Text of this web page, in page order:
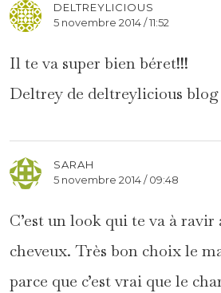
DELTREYLICIOUS
5 novembre 2014 / 11:52
Il te va super bien béret!!!
Deltrey de deltreylicious blog
SARAH
5 novembre 2014 / 09:48
C’est un look qui te va à ravir
cheveux. Très bon choix le
parce que c’est vrai que le